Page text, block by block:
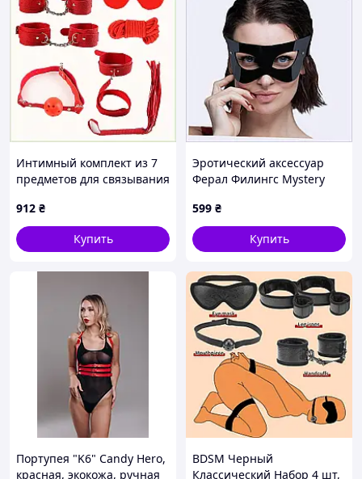
Интимный комплект из 7
предметов для связывания
912 ₴
Купить
Эротический аксессуар
Ферал Филингс Mystery
599 ₴
Купить
Портупея "K6" Candy Hero,
красная, экокожа, ручная
BDSM Черный
Классический Набор 4 шт,